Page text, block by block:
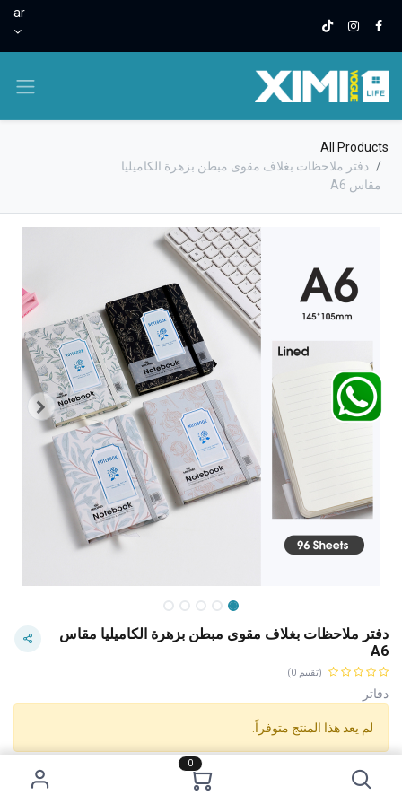
0
ar
All Products
دفتر ملاحظات بغلاف مقوى مبطن بزهرة الكاميليا
مقاس A6
دفتر ملاحظات بغلاف مقوى مبطن بزهرة الكاميليا مقاس
A6
(تقييم 0)
دفاتر
لم يعد هذا المنتج متوفراً.
Category: